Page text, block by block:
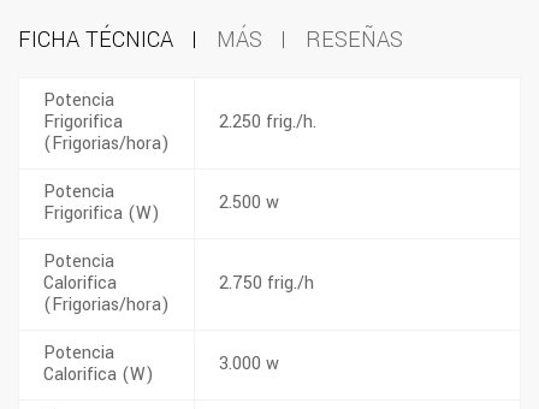
FICHA TÉCNICA MÁS RESEÑAS
Potencia
Frigorifica
(Frigorias/hora)
2.250 frig./h.
Potencia
Frigorifica (W)
2.500 w
Potencia
Calorifica
(Frigorias/hora)
2.750 frig./h
Potencia
Calorifica (W)
3.000 w